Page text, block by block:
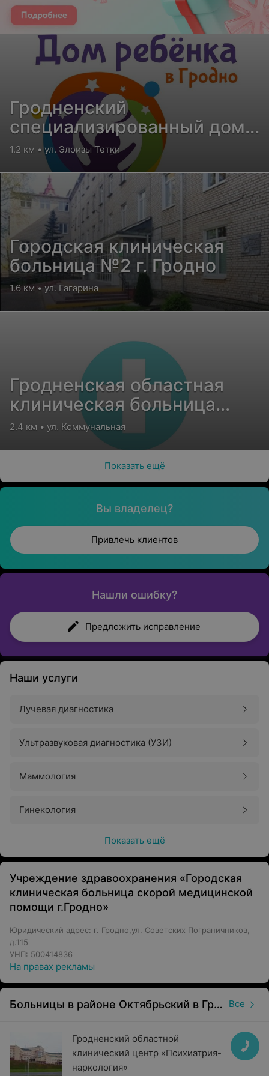
Гродненский
специализированный дом
ребенка для детей с
поражением ЦНС и
нарушением психики
1.2 км • ул. Элоизы Тетки
Городская клиническая
больница №2 г. Гродно
1.6 км • ул. Гагарина
Гродненская областная
клиническая больница
медицинской
реабилитации
2.4 км • ул. Коммунальная
Показать ещё
Вы владелец?
Привлечь клиентов
Нашли ошибку?
Предложить исправление
Наши услуги
Лучевая диагностика
Ультразвуковая диагностика (УЗИ)
Маммология
Гинекология
Показать ещё
Учреждение здравоохранения «Городская
клиническая больница скорой медицинской
помощи г.Гродно»
Юридический адрес: г. Гродно,ул. Советских Пограничников,
д.115
УНП: 500414836
На правах рекламы
Больницы в районе Октябрьский в Гродно Все
Гродненский областной
клинический центр «Психиатрия-
наркология»